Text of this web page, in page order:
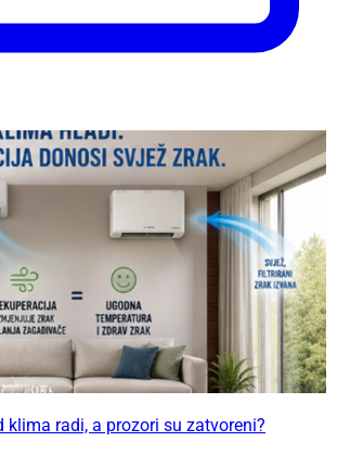
klima radi, a prozori su zatvoreni?